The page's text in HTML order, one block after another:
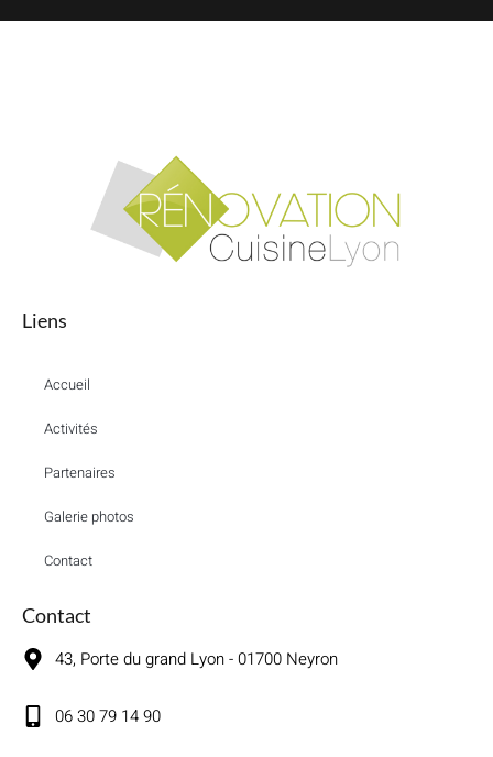
Liens
Accueil
Activités
Partenaires
Galerie photos
Contact
Contact
43, Porte du grand Lyon - 01700 Neyron
06 30 79 14 90